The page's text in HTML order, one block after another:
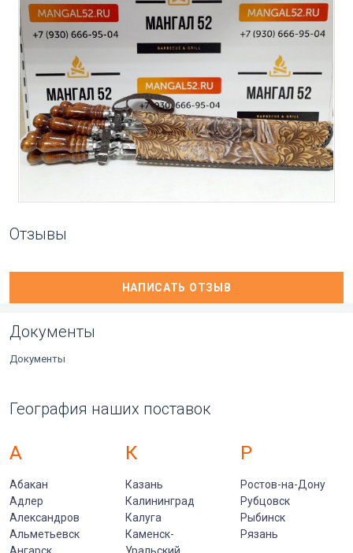
Отзывы
НАПИСАТЬ ОТЗЫВ
Документы
Документы
География наших поставок
А
Абакан
Адлер
Александров
Альметьевск
Ангарск
К
Казань
Калининград
Калуга
Каменск-
Уральский
Р
Ростов-на-Дону
Рубцовск
Рыбинск
Рязань